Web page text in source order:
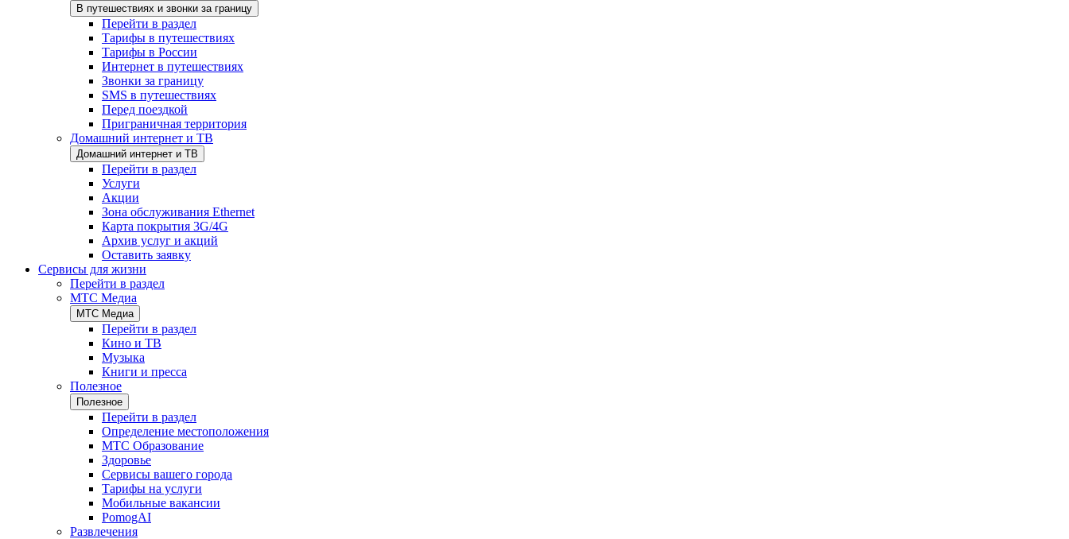
В путешествиях и звонки за границу
Перейти в раздел
Тарифы в путешествиях
Тарифы в России
Интернет в путешествиях
Звонки за границу
SMS в путешествиях
Перед поездкой
Приграничная территория
Домашний интернет и ТВ
Домашний интернет и ТВ
Перейти в раздел
Услуги
Акции
Зона обслуживания Ethernet
Карта покрытия 3G/4G
Архив услуг и акций
Оставить заявку
Сервисы для жизни
Перейти в раздел
МТС Медиа
МТС Медиа
Перейти в раздел
Кино и ТВ
Музыка
Книги и пресса
Полезное
Полезное
Перейти в раздел
Определение местоположения
МТС Образование
Здоровье
Сервисы вашего города
Тарифы на услуги
Мобильные вакансии
PomogAI
Развлечения